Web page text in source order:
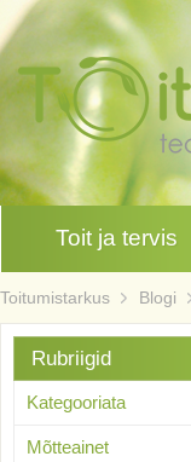
Toit ja tervis
Toitumistarkus Blogi
Rubriigid
Kategooriata
Mõtteainet